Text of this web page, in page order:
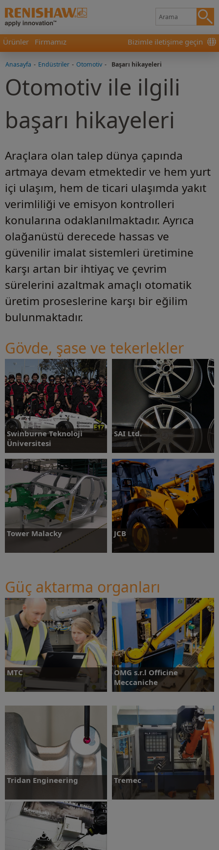
Ürünler Firmamız Bizimle iletişime geçin
Anasayfa - Endüstriler - Otomotiv - Başarı hikayeleri
Otomotiv ile ilgili
başarı hikayeleri
Araçlara olan talep dünya çapında
artmaya devam etmektedir ve hem yurt
içi ulaşım, hem de ticari ulaşımda yakıt
verimliliği ve emisyon kontrolleri
konularına odaklanılmaktadır. Ayrıca
olağanüstü derecede hassas ve
güvenilir imalat sistemleri üretimine
karşı artan bir ihtiyaç ve çevrim
sürelerini azaltmak amaçlı otomatik
üretim proseslerine karşı bir eğilim
bulunmaktadır.
Gövde, şase ve tekerlekler
Swinburne Teknoloji
Üniversitesi
Daha fazlasını öğrenin
SAI Ltd.
Daha fazlasını öğrenin
Tower Malacky
Daha fazlasını öğrenin
JCB
Daha fazlasını öğrenin
Güç aktarma organları
MTC
Daha fazlasını öğrenin
OMG s.r.l Officine
Meccaniche
Daha fazlasını öğrenin
Tridan Engineering
Daha fazlasını öğrenin
Tremec